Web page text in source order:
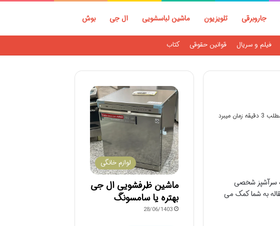
جاروبرقی تلویزیون ماشین لباسشویی ال جی بوش
فیلم و سریال قوانین حقوقی کتاب
میبرد
سرآشپز شخصی
به شما کمک می
لوازم خانگی
ماشین ظرفشویی ال جی
بهتره یا سامسونگ
28/06/1403